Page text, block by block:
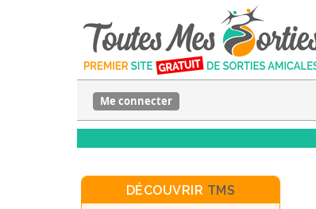
Me connecter
DÉCOUVRIR TMS